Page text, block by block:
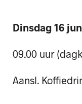
Dinsdag 16
09.00 uur
Aansl.